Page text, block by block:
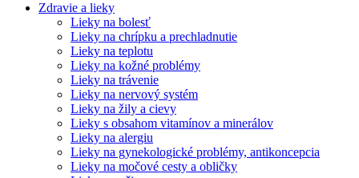
Zdravie a lieky
Lieky na bolesť
Lieky na chrípku a prechladnutie
Lieky na teplotu
Lieky na kožné problémy
Lieky na trávenie
Lieky na nervový systém
Lieky na žily a cievy
Lieky s obsahom vitamínov a minerálov
Lieky na alergiu
Lieky na gynekologické problémy, antikoncepcia
Lieky na močové cesty a obličky